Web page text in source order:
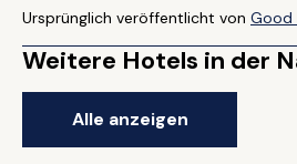
Ursprünglich veröffentlicht von Good
Weitere Hotels in der
Alle anzeigen